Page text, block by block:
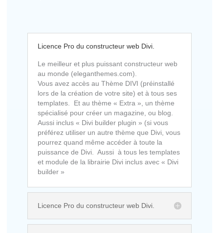
Licence Pro du constructeur web Divi.
Le meilleur et plus puissant constructeur web
au monde (eleganthemes.com).
Vous avez accès au Thème DIVI (préinstallé
lors de la création de votre site) et à tous ses
templates. Et au thème « Extra », un thème
spécialisé pour créer un magazine, ou blog.
Aussi inclus « Divi builder plugin » (si vous
préférez utiliser un autre thème que Divi, vous
pourrez quand même accéder à toute la
puissance de Divi. Aussi à tous les templates
et module de la librairie Divi inclus avec « Divi
builder »
Licence Pro du constructeur web Divi.